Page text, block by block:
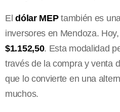
Eldólar MEPtambién es
inversores en Mendoza.
$1.152,50. Esta modalidad
través de la compra y venta
que lo convierte en una
muchos.